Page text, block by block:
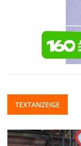
TEXTANZEIGE